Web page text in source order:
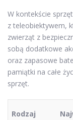
W kontekście
z teleobiektywem,
zwierząt z
sobą dodatkowe
oraz zapasowe
pamiątki na całe
sprzęt.
Rodzaj